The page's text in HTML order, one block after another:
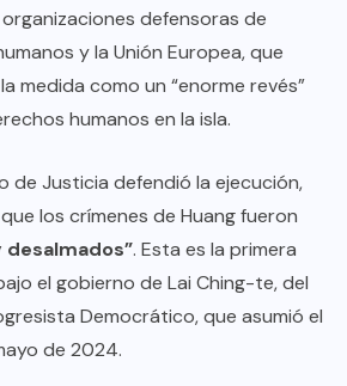
defensoras de
y la Unión Europea, que
medida como un “enorme revés”
humanos en la isla.
de Justicia defendió la ejecución,
los crímenes de Huang fueron
desalmados”. Esta es la primera
el gobierno de Lai Ching-te, del
Democrático, que asumió el
de 2024.